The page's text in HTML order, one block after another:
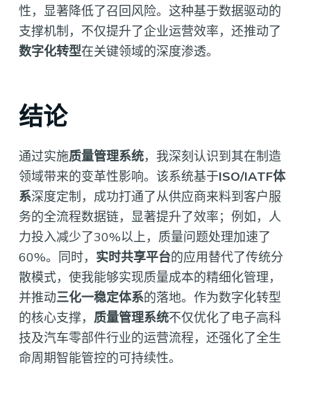
性，显著降低了召回风险。这种基于数据驱动的
支撑机制，不仅提升了企业运营效率，还推动了
数字化转型在关键领域的深度渗透。
结论
通过实施质量管理系统，我深刻认识到其在制造
领域带来的变革性影响。该系统基于ISO/IATF体
系深度定制，成功打通了从供应商来料到客户服
务的全流程数据链，显著提升了效率；例如，人
力投入减少了30%以上，质量问题处理加速了
60%。同时， 实时共享平台的应用替代了传统分
散模式，使我能够实现质量成本的精细化管理，
并推动三化一稳定体系的落地。作为数字化转型
的核心支撑， 质量管理系统不仅优化了电子高科
技及汽车零部件行业的运营流程，还强化了全生
命周期智能管控的可持续性。